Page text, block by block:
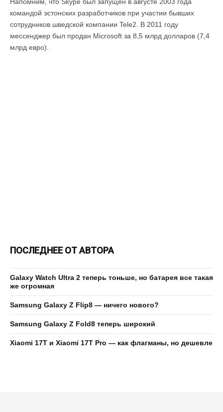
Напомним, что Skype был запущен в августе 2003 года
командой эстонских разработчиков при участии бывших
сотрудников шведской компании Tele2. В 2011 году
мессенджер был продан Microsoft за 8,5 млрд долларов (7,4
млрд евро).
ПОСЛЕДНЕЕ ОТ АВТОРА
Galaxy Watch Ultra 2 теперь тоньше, но батарея все такая
же огромная
Samsung Galaxy Z Flip8 — ничего нового?
Samsung Galaxy Z Fold8 теперь широкий
Xiaomi 17T и Xiaomi 17T Pro — как флагманы, но дешевле